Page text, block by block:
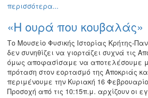
περισσότερα...
«Η ουρά που κουβαλάς»
Το Μουσείο Φυσικής Ιστορίας Κρήτης-
δεν συνηθίζει να γιορτάζει συχνά τις
όμως αποφασίσαμε να αποτελέσουμε
πρόταση στον εορτασμό της Αποκριάς
περιμένουμε την Κυριακή 16
Προσοχή από τις 10:15π.μ. αρχίζουν οι